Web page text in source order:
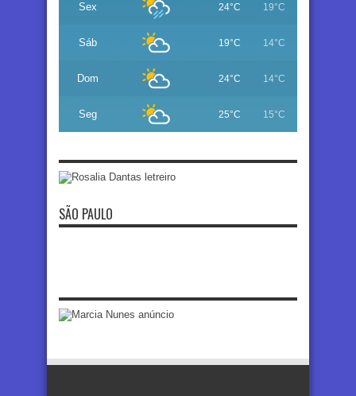
Sex 24°C 19°C
Sáb 19°C 14°C
Dom 24°C 14°C
Seg 25°C 15°C
SÃO PAULO